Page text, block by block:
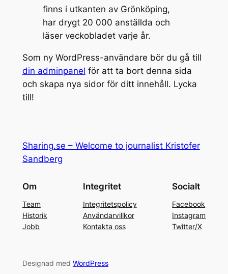
finns i utkanten av Grönköping,
har drygt 20 000 anställda och
läser veckobladet varje år.
Som ny WordPress-användare bör du gå till
din adminpanel för att ta bort denna sida
och skapa nya sidor för ditt innehåll. Lycka
till!
Sharing.se – Welcome to journalist Kristofer
Sandberg
Om
Team
Historik
Jobb
Integritet
Integritetspolicy
Användarvillkor
Kontakta oss
Socialt
Facebook
Instagram
Twitter/X
Designad med WordPress